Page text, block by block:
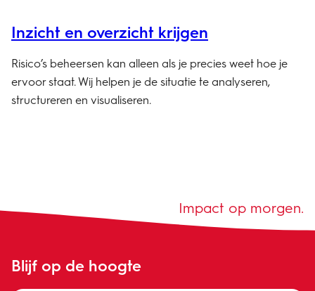
Inzicht en overzicht krijgen
Risico’s beheersen kan alleen als je precies weet hoe je
ervoor staat. Wij helpen je de situatie te analyseren,
structureren en visualiseren.
Blijf op de hoogte
Impact op morgen.